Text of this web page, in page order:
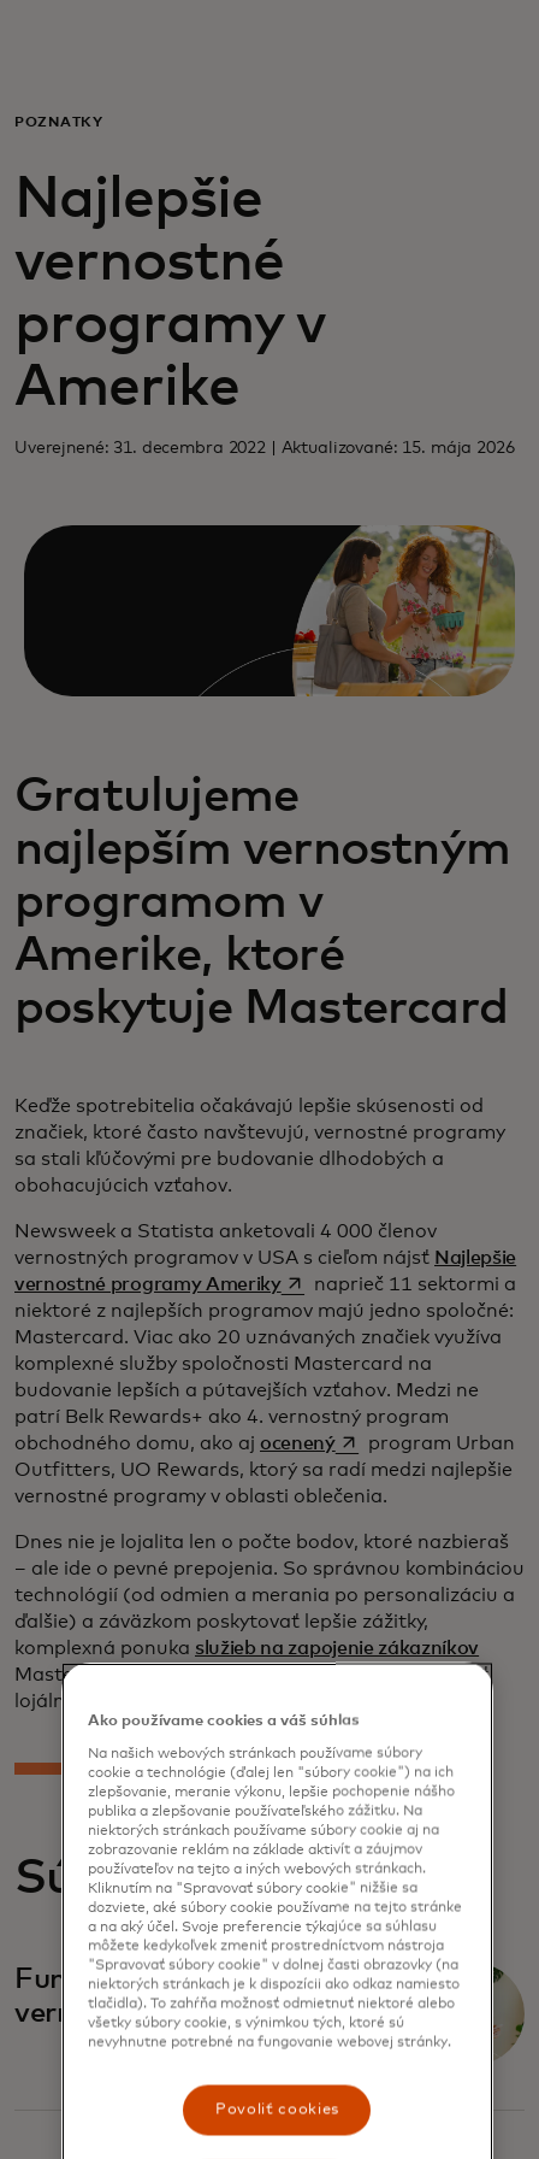
Pre firmy
Pre svet
Pre inovátorov
Novinky a trendy
POZNATKY
Najlepšie
vernostné
programy v
Amerike
Uverejnené: 31. decembra 2022 | Aktualizované: 15. mája 2026
Gratulujeme
najlepším vernostným
programom v
Amerike, ktoré
poskytuje Mastercard
Keďže spotrebitelia očakávajú lepšie skúsenosti od
značiek, ktoré často navštevujú, vernostné programy
sa stali kľúčovými pre budovanie dlhodobých a
obohacujúcich vzťahov.
Newsweek a Statista anketovali 4 000 členov
vernostných programov v USA s cieľom nájsť Najlepšie
vernostné programy Amerikyopens in a new tab
naprieč 11 sektormi a
niektoré z najlepších programov majú jedno spoločné:
Mastercard. Viac ako 20 uznávaných značiek využíva
komplexné služby spoločnosti Mastercard na
budovanie lepších a pútavejších vzťahov. Medzi ne
patrí Belk Rewards+ ako 4. vernostný program
obchodného domu, ako aj ocenenýopens in a new tab
program Urban
Outfitters, UO Rewards, ktorý sa radí medzi najlepšie
vernostné programy v oblasti oblečenia.
Dnes nie je lojalita len o počte bodov, ktoré nazbieraš
– ale ide o pevné prepojenia. So správnou kombináciou
technológií (od odmien a merania po personalizáciu a
ďalšie) a záväzkom poskytovať lepšie zážitky,
komplexná ponuka služieb na zapojenie zákazníkov
Mastercard pomáha značkám budovať a udržiavať
lojálne vzťahy so svojimi zákazníkmi.
Súvisiace správy
Fungujú viacstupňové
vernostné programy?
Ako používame cookies a váš súhlas
Na našich webových stránkach používame súbory
cookie a technológie (ďalej len "súbory cookie") na ich
zlepšovanie, meranie výkonu, lepšie pochopenie nášho
publika a zlepšovanie používateľského zážitku. Na
niektorých stránkach používame súbory cookie aj na
zobrazovanie reklám na základe aktivít a záujmov
používateľov na tejto a iných webových stránkach.
Kliknutím na "Spravovať súbory cookie" nižšie sa
dozviete, aké súbory cookie používame na tejto stránke
a na aký účel. Svoje preferencie týkajúce sa súhlasu
môžete kedykoľvek zmeniť prostredníctvom nástroja
"Spravovať súbory cookie" v dolnej časti obrazovky (na
niektorých stránkach je k dispozícii ako odkaz namiesto
tlačidla). To zahŕňa možnosť odmietnuť niektoré alebo
všetky súbory cookie, s výnimkou tých, ktoré sú
nevyhnutne potrebné na fungovanie webovej stránky.
Povoliť cookies